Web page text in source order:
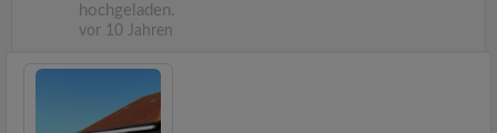
hochgeladen.
vor 10 Jahren